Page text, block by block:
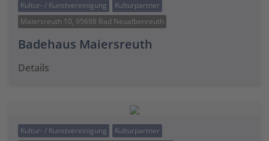
Kultur- / Kunstvereinigung
Kulturpartner
Maiersreuth 10, 95698 Bad Neualbenreuth
Badehaus Maiersreuth
Details
Kultur- / Kunstvereinigung
Kulturpartner